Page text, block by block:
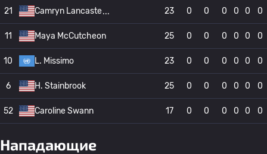
21 Camryn Lancaste 23 0 0 0 0 0 0
11 Maya McCutcheon 25 0 0 0 0 0 0
10 L. Missimo 23 0 0 0 0 0 0
6 H. Stainbrook 25 0 0 0 0 0 0
52 Caroline Swann 17 0 0 0 0 0 0
Нападающие